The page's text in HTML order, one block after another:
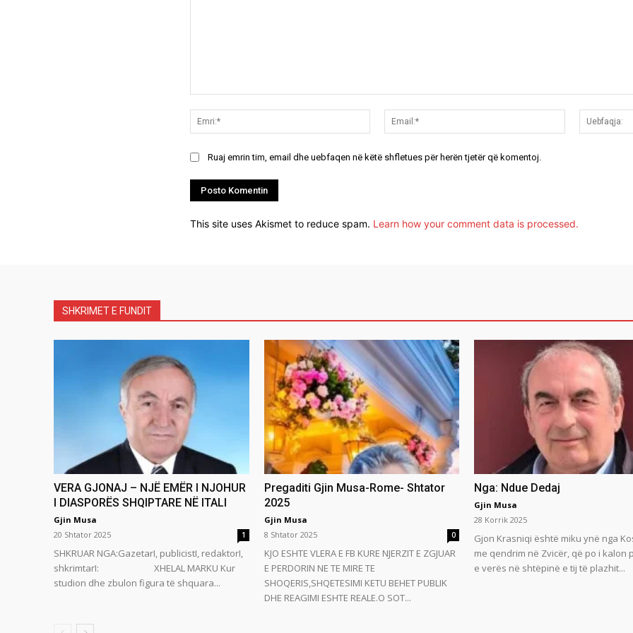
Emri:*
Email:*
Ruaj emrin tim, email dhe uebfaqen në këtë shfletues për herën tjetër që komentoj.
This site uses Akismet to reduce spam. Learn how your comment data is processed.
SHKRIMET E FUNDIT
VERA GJONAJ – NJË EMËR I NJOHUR
I DIASPORËS SHQIPTARE NË ITALI
Gjin Musa
20 Shtator 2025
1
SHKRUAR NGA:GazetarI, publicistI, redaktorI,
shkrimtarI: XHELAL MARKU Kur
studion dhe zbulon figura të shquara...
Pregaditi Gjin Musa-Rome- Shtator
2025
Gjin Musa
8 Shtator 2025
0
KJO ESHTE VLERA E FB KURE NJERZIT E ZGJUAR
E PERDORIN NE TE MIRE TE
SHOQERIS,SHQETESIMI KETU BEHET PUBLIK
DHE REAGIMI ESHTE REALE.O SOT...
Nga: Ndue Dedaj
Gjin Musa
28 Korrik 2025
Gjon Krasniqi është miku ynë nga
me qendrim në Zvicër, që po i kalon
e verës në shtëpinë e tij të plazhit...